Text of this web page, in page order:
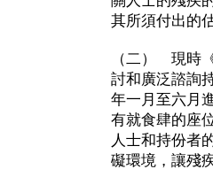
其所須付出的
（二） 現時
討和廣泛諮詢
年一月至六月
有就食肆的座
人士和持份者
礙環境，讓殘